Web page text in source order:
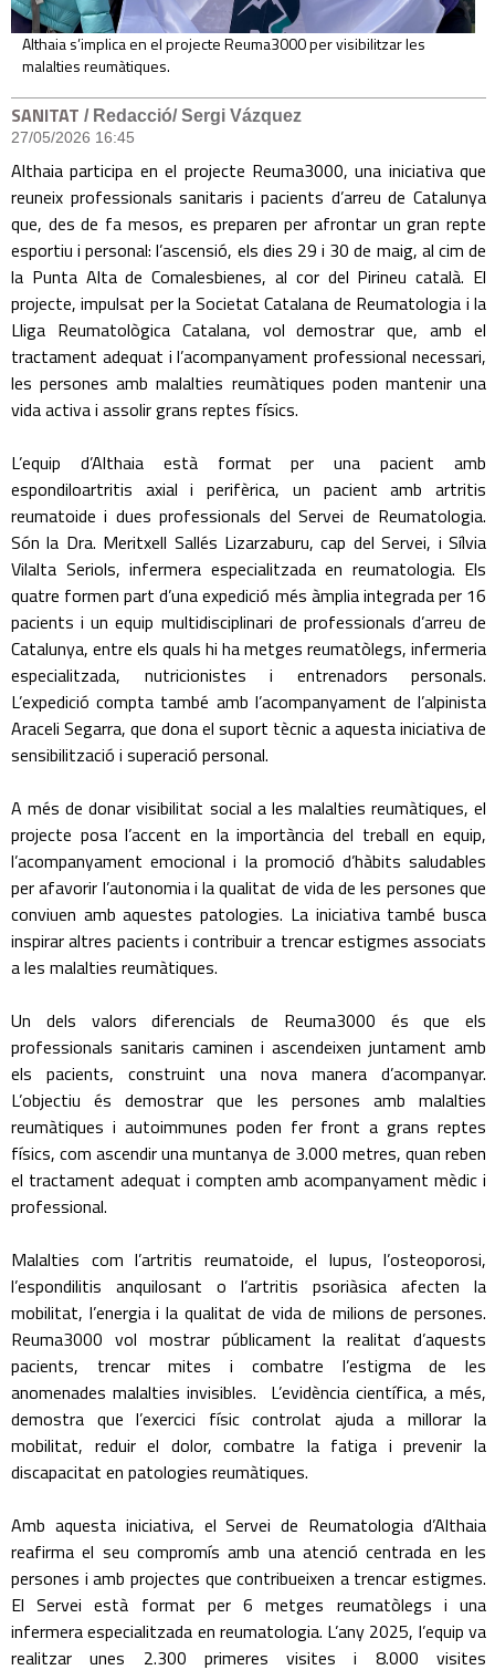
Althaia s’implica en el projecte Reuma3000 per visibilitzar les
malalties reumàtiques.
SANITAT / Redacció/ Sergi Vázquez
27/05/2026 16:45
Althaia participa en el projecte Reuma3000, una iniciativa que
reuneix professionals sanitaris i pacients d’arreu de Catalunya
que, des de fa mesos, es preparen per afrontar un gran repte
esportiu i personal: l’ascensió, els dies 29 i 30 de maig, al cim de
la Punta Alta de Comalesbienes, al cor del Pirineu català. El
projecte, impulsat per la Societat Catalana de Reumatologia i la
Lliga Reumatològica Catalana, vol demostrar que, amb el
tractament adequat i l’acompanyament professional necessari,
les persones amb malalties reumàtiques poden mantenir una
vida activa i assolir grans reptes físics.
L’equip d’Althaia està format per una pacient amb
espondiloartritis axial i perifèrica, un pacient amb artritis
reumatoide i dues professionals del Servei de Reumatologia.
Són la Dra. Meritxell Sallés Lizarzaburu, cap del Servei, i Sílvia
Vilalta Seriols, infermera especialitzada en reumatologia. Els
quatre formen part d’una expedició més àmplia integrada per 16
pacients i un equip multidisciplinari de professionals d’arreu de
Catalunya, entre els quals hi ha metges reumatòlegs, infermeria
especialitzada, nutricionistes i entrenadors personals.
L’expedició compta també amb l’acompanyament de l’alpinista
Araceli Segarra, que dona el suport tècnic a aquesta iniciativa de
sensibilització i superació personal.
A més de donar visibilitat social a les malalties reumàtiques, el
projecte posa l’accent en la importància del treball en equip,
l’acompanyament emocional i la promoció d’hàbits saludables
per afavorir l’autonomia i la qualitat de vida de les persones que
conviuen amb aquestes patologies. La iniciativa també busca
inspirar altres pacients i contribuir a trencar estigmes associats
a les malalties reumàtiques.
Un dels valors diferencials de Reuma3000 és que els
professionals sanitaris caminen i ascendeixen juntament amb
els pacients, construint una nova manera d’acompanyar.
L’objectiu és demostrar que les persones amb malalties
reumàtiques i autoimmunes poden fer front a grans reptes
físics, com ascendir una muntanya de 3.000 metres, quan reben
el tractament adequat i compten amb acompanyament mèdic i
professional.
Malalties com l’artritis reumatoide, el lupus, l’osteoporosi,
l’espondilitis anquilosant o l’artritis psoriàsica afecten la
mobilitat, l’energia i la qualitat de vida de milions de persones.
Reuma3000 vol mostrar públicament la realitat d’aquests
pacients, trencar mites i combatre l’estigma de les
anomenades malalties invisibles. L’evidència científica, a més,
demostra que l’exercici físic controlat ajuda a millorar la
mobilitat, reduir el dolor, combatre la fatiga i prevenir la
discapacitat en patologies reumàtiques.
Amb aquesta iniciativa, el Servei de Reumatologia d’Althaia
reafirma el seu compromís amb una atenció centrada en les
persones i amb projectes que contribueixen a trencar estigmes.
El Servei està format per 6 metges reumatòlegs i una
infermera especialitzada en reumatologia. L’any 2025, l’equip va
realitzar unes 2.300 primeres visites i 8.000 visites